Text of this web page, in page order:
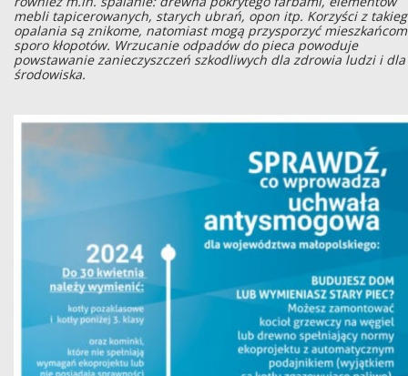
mebli tapicerowanych, starych ubrań, opon itp. Korzyści z
opalania są znikome, natomiast mogą przysporzyć mieszkańcom
sporo kłopotów. Wrzucanie odpadów do pieca powoduje
powstawanie zanieczyszczeń szkodliwych dla zdrowia ludzi i dla
środowiska.